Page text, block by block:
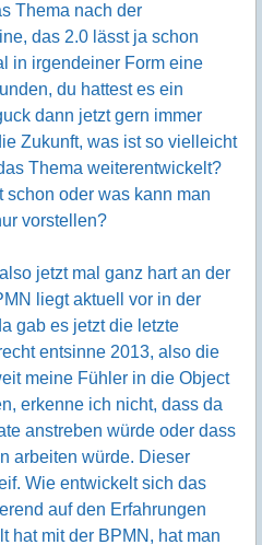
Thema nach der
das 2.0 lässt ja schon
in irgendeiner Form eine
du hattest es ein
dann jetzt gern immer
Zukunft, was ist so vielleicht
Thema weiterentwickelt?
oder was kann man
vorstellen?
jetzt mal ganz hart an der
liegt aktuell vor in der
gab es jetzt die letzte
entsinne 2013, also die
meine Fühler in die Object
erkenne ich nicht, dass da
anstreben würde oder dass
arbeiten würde. Dieser
Wie entwickelt sich das
auf den Erfahrungen
hat mit der BPMN, hat man